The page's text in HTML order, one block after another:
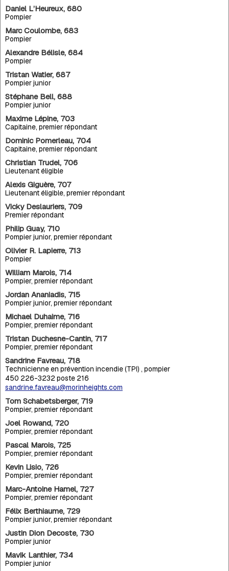
Daniel L’Heureux, 680
Pompier
Marc Coulombe, 683
Pompier
Alexandre Bélisle, 684
Pompier
Tristan Watier, 687
Pompier junior
Stéphane Bell, 688
Pompier junior
Maxime Lépine, 703
Capitaine, premier répondant
Dominic Pomerleau, 704
Capitaine, premier répondant
Christian Trudel, 706
Lieutenant éligible
Alexis Giguère, 707
Lieutenant éligible, premier répondant
Vicky Deslauriers, 709
Premier répondant
Philip Guay, 710
Pompier junior, premier répondant
Olivier R. Lapierre, 713
Pompier
William Marois, 714
Pompier, premier répondant
Jordan Ananiadis, 715
Pompier junior, premier répondant
Michael Duhaime, 716
Pompier, premier répondant
Tristan Duchesne-Cantin, 717
Pompier, premier répondant
Sandrine Favreau, 718
Technicienne en prévention incendie (TPI) , pompier
450 226-3232 poste 216
sandrine.favreau@morinheights.com
Tom Schabetsberger, 719
Pompier, premier répondant
Joel Rowand, 720
Pompier, premier répondant
Pascal Marois, 725
Pompier, premier répondant
Kevin Lisio, 726
Pompier, premier répondant
Marc-Antoine Hamel, 727
Pompier, premier répondant
Félix Berthiaume, 729
Pompier junior, premier répondant
Justin Dion Decoste, 730
Pompier junior
Mavik Lanthier, 734
Pompier junior